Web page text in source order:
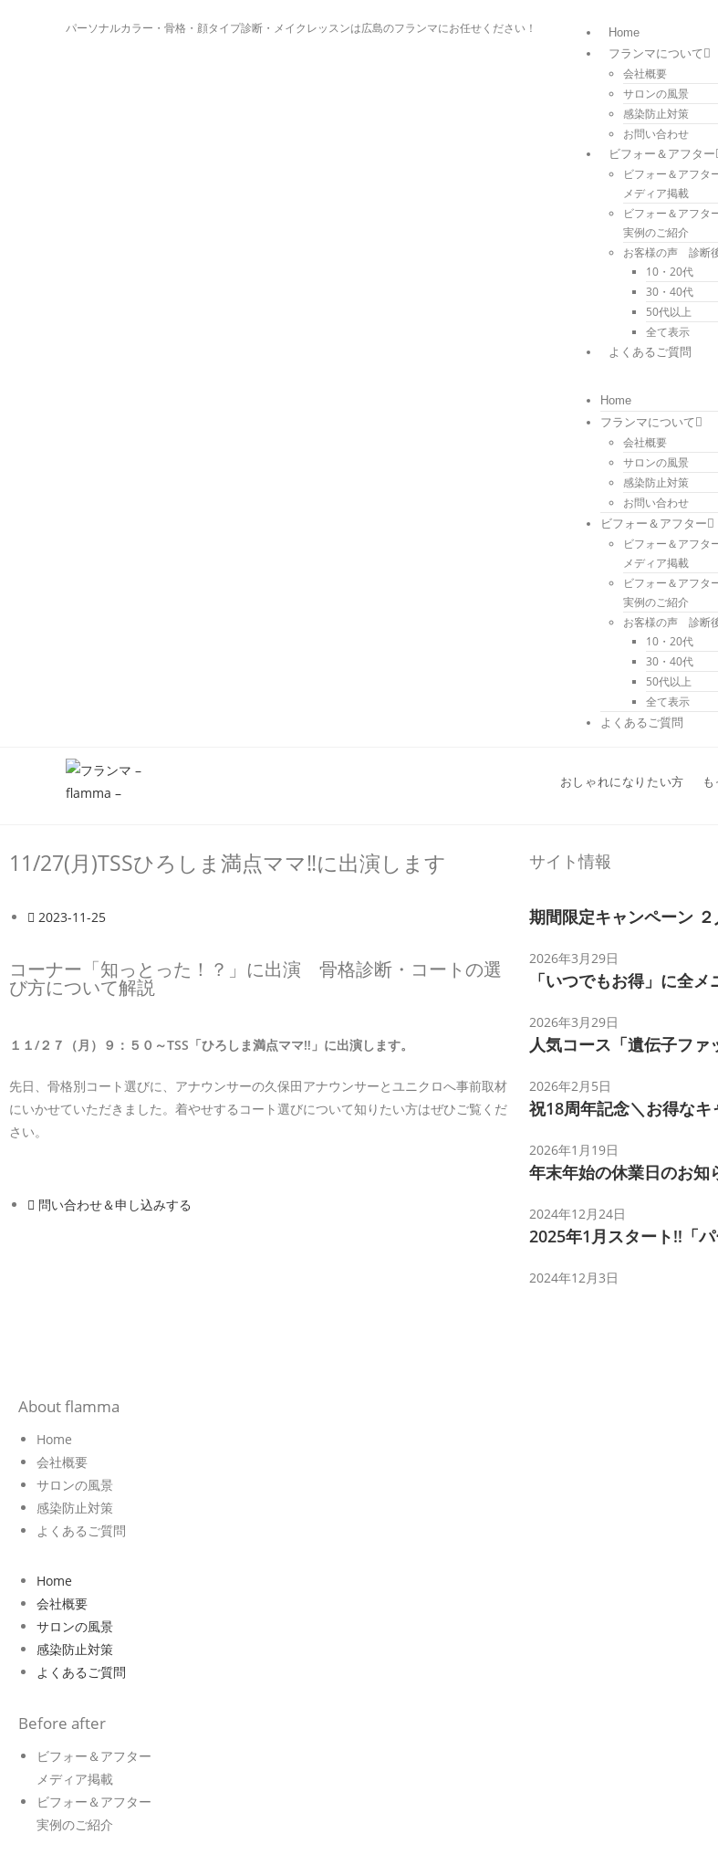
パーソナルカラー・骨格・顔タイプ診断・メイクレッスンは広島のフランマにお任せください！
Home
フランマについて
会社概要
サロンの風景
感染防止対策
お問い合わせ
ビフォー＆アフター
ビフォー＆アフタ
メディア掲載
ビフォー＆アフタ
実例のご紹介
お客様の声 診断
10・20代
30・40代
50代以上
全て表示
よくあるご質問
Home
フランマについて
会社概要
サロンの風景
感染防止対策
お問い合わせ
ビフォー＆アフター
ビフォー＆アフタ
メディア掲載
ビフォー＆アフタ
実例のご紹介
お客様の声 診断
10・20代
30・40代
50代以上
全て表示
よくあるご質問
おしゃれになりたい方
11/27(月)TSSひろしま満点ママ‼に出演します
2023-11-25
コーナー「知っとった！？」に出演 骨格診断・コートの選
び方について解説
１１/２７（月）９：５０～TSS「ひろしま満点ママ‼」に出演します。
先日、骨格別コート選びに、アナウンサーの久保田アナウンサーとユニクロへ事前取材
にいかせていただきました。着やせするコート選びについて知りたい方はぜひご覧くだ
さい。
問い合わせ＆申し込みする
サイト情報
期間限定キャンペーン
2026年3月29日
「いつでもお得」に全
2026年3月29日
人気コース「遺伝子フ
2026年2月5日
祝18周年記念＼お得なキ
2026年1月19日
年末年始の休業日のお知
2024年12月24日
2025年1月スタート‼「
2024年12月3日
About flamma
Home
会社概要
サロンの風景
感染防止対策
よくあるご質問
Home
会社概要
サロンの風景
感染防止対策
よくあるご質問
Before after
ビフォー＆アフター
メディア掲載
ビフォー＆アフター
実例のご紹介